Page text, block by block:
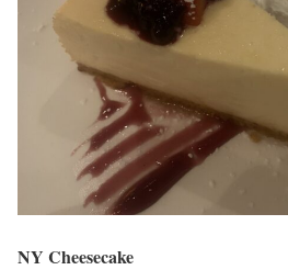
NY Cheesecake